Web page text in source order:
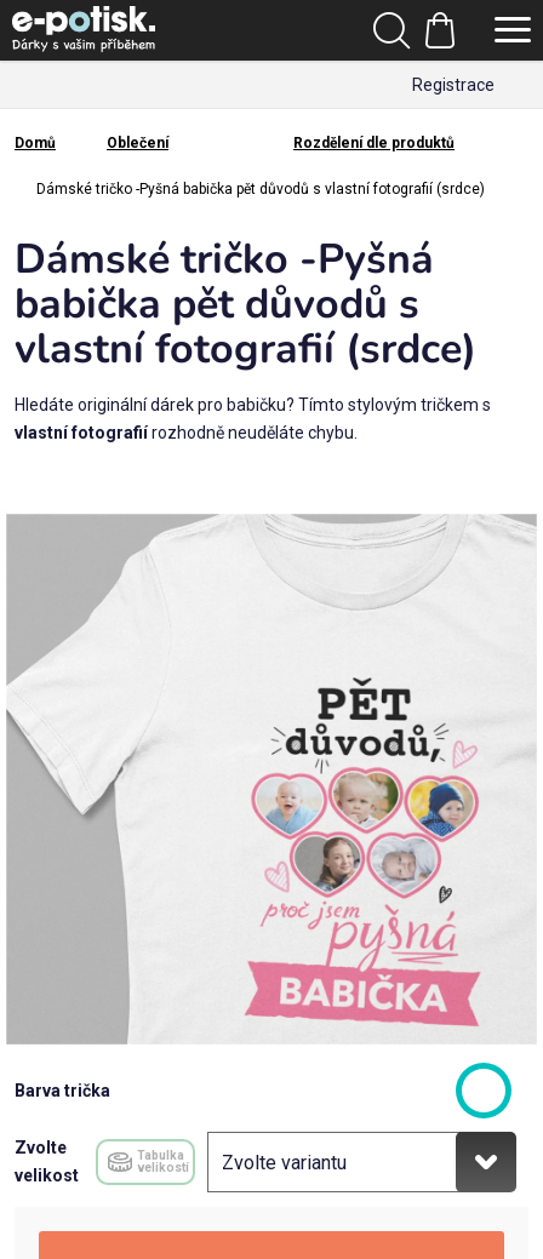
Přejít
na
obsah
Registrace
Hledat
Nákupní
košík
Kategorie
Dárek
pro
Rodina
Láska
Příležitosti
Domácnost
Kolekce
Oblečení
Domů
Domů Oblečení Rozdělení dle produktů
Dámské tričko -Pyšná babička pět důvodů s vlastní fotografií (srdce)
Barva trička
Zvolte
velikost
Tabulka
velikostí
Dámské tričko -Pyšná
babička pět důvodů s
vlastní fotografií (srdce)
Hledáte originální dárek pro babičku? Tímto stylovým tričkem s
vlastní fotografiírozhodně neuděláte chybu.